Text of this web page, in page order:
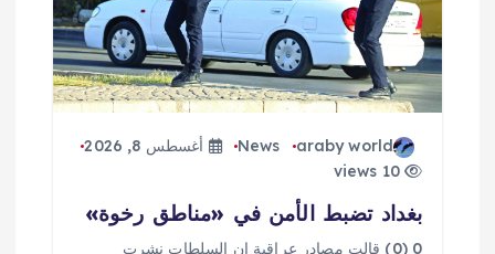
ت
araby world
News
أغسطس 8, 2026
10 views
بغداد تضبط الأمن في «مناطق رخوة»
0 (0) قالت مصادر عراقية إن السلطات نشرت